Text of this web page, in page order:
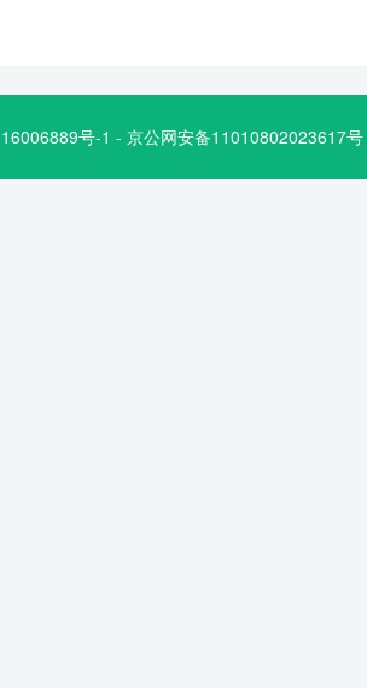
号-1 - 京公网安备11010802023617号